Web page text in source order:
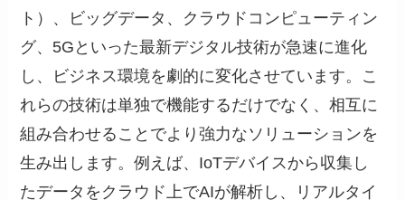
ト）、ビッグデータ、クラウドコンピューティン
グ、5Gといった最新デジタル技術が急速に進化
し、ビジネス環境を劇的に変化させています。こ
れらの技術は単独で機能するだけでなく、相互に
組み合わせることでより強力なソリューションを
生み出します。例えば、IoTデバイスから収集し
たデータをクラウド上でAIが解析し、リアルタイ